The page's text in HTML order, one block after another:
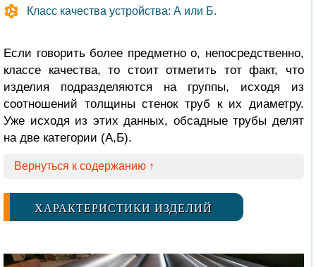
Класс качества устройства: А или Б.
Если говорить более предметно о, непосредственно,
классе качества, то стоит отметить тот факт, что
изделия подразделяются на группы, исходя из
соотношений толщины стенок труб к их диаметру.
Уже исходя из этих данных, обсадные трубы делят
на две категории (А,Б).
Вернуться к содержанию ↑
ХАРАКТЕРИСТИКИ ИЗДЕЛИЙ